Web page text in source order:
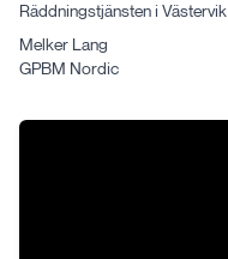
Räddningstjänsten i Västervik
Melker Lang
GPBM Nordic